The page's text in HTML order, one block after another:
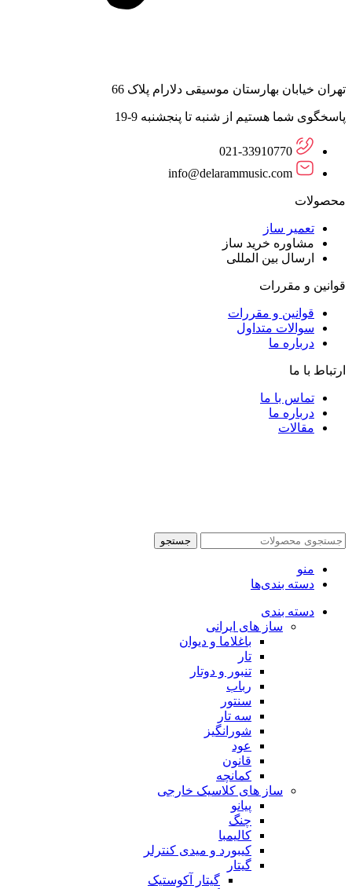
تهران خیابان بهارستان موسیقی دلارام پلاک 66
پاسخگوی شما هستیم از شنبه تا پنجشنبه 9-19
021-33910770
info@delarammusic.com
محصولات
تعمیر ساز
مشاوره خرید ساز
ارسال بین المللی
قوانین و مقررات
قوانین و مقررات
سوالات متداول
درباره ما
ارتباط با ما
تماس با ما
درباره ما
مقالات
جستجو
منو
دسته بندی‌ها
دسته بندی
ساز های ایرانی
باغلاما و دیوان
تار
تنبور و دوتار
رباب
سنتور
سه تار
شورانگیز
عود
قانون
کمانچه
ساز های کلاسیک خارجی
پیانو
چنگ
کالیمبا
کیبورد و میدی کنترلر
گیتار
گیتار آکوستیک